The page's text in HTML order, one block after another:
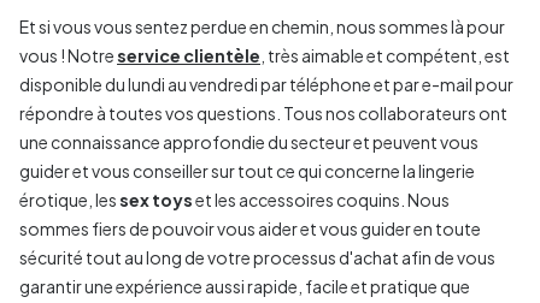
Et si vous vous sentez perdue en chemin, nous sommes là pour
vous ! Notreservice clientèle , très aimable et compétent, est
disponible du lundi au vendredi par téléphone et par e-mail pour
répondre à toutes vos questions. Tous nos collaborateurs ont
une connaissance approfondie du secteur et peuvent vous
guider et vous conseiller sur tout ce qui concerne la lingerie
érotique, lessex toyset les accessoires coquins. Nous
sommes fiers de pouvoir vous aider et vous guider en toute
sécurité tout au long de votre processus d'achat afin de vous
garantir une expérience aussi rapide, facile et pratique que